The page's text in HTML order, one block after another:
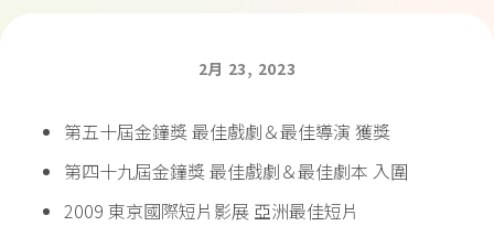
2月 23, 2023
第五十屆金鐘獎 最佳戲劇＆最佳導演 獲獎
第四十九屆金鐘獎 最佳戲劇＆最佳劇本 入圍
2009 東京國際短片影展 亞洲最佳短片